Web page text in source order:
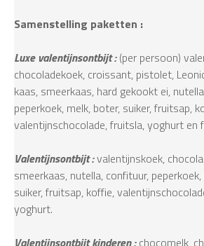
Samenstelling paketten :
Luxe valentijnsontbijt :(per persoon)
chocoladekoek, croissant, pistolet,
kaas, smeerkaas, hard gekookt ei,
peperkoek, melk, boter, suiker, fruitsap,
valentijnschocolade, fruitsla, yoghurt en
Valentijnsontbijt :valentijnskoek,
smeerkaas, nutella, confituur,
suiker, fruitsap, koffie,
yoghurt.
Valentijnsontbijt kinderen :chocomelk,